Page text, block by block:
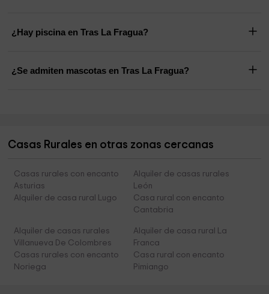
¿Hay piscina en Tras La Fragua?
¿Se admiten mascotas en Tras La Fragua?
Casas Rurales en otras zonas cercanas
Casas rurales con encanto
Asturias
Alquiler de casas rurales
León
Alquiler de casa rural Lugo
Casa rural con encanto
Cantabria
Alquiler de casas rurales
Villanueva De Colombres
Alquiler de casa rural La
Franca
Casas rurales con encanto
Noriega
Casa rural con encanto
Pimiango